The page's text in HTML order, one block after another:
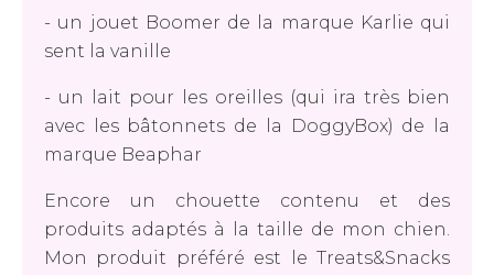
- un jouet Boomer de la marque Karlie qui
sent la vanille
- un lait pour les oreilles (qui ira très bien
avec les bâtonnets de la DoggyBox) de la
marque Beaphar
Encore un chouette contenu et des
produits adaptés à la taille de mon chien.
Mon produit préféré est le Treats&Snacks